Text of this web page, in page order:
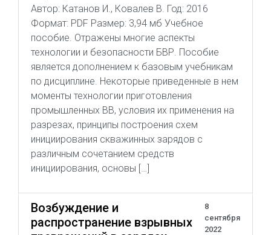
Автор: Катанов И., Ковалев В. Год: 2016
Формат: PDF Размер: 3,94 мб Учебное
пособие. Отражены многие аспекты
технологии и безопасности БВР. Пособие
является дополнением к базовым учебникам
по дисциплине. Некоторые приведенные в нем
моменты технологии приготовления
промышленных ВВ, условия их применения на
разрезах, принципы построения схем
инициирования скважинных зарядов с
различным сочетанием средств
инициирования, основы […]
Возбуждение и
распространение взрывных
8
сентября
2022